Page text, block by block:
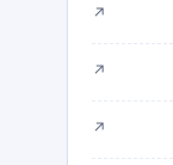
↗
↗
↗